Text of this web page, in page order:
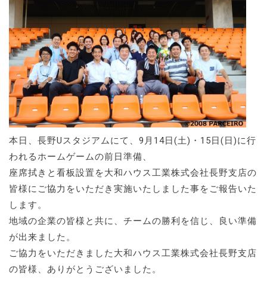
本日、長野Uスタジアムにて、9月14日(土)・15日(日)に行
われるホームゲームの前日準備、
座席拭きと看板設置を大和ハウス工業株式会社長野支店の
皆様にご協力をいただき実施いたしました事をご報告いた
します。
地域の企業の皆様と共に、チームの勝利を信じ、良い準備
が出来ました。
ご協力をいただきました大和ハウス工業株式会社長野支店
の皆様、ありがとうございました。